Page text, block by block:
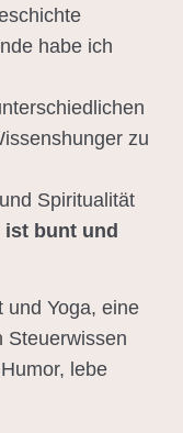
habe ich
zu
Spiritualität
ist bunt und
und Yoga, eine
Steuerwissen
lebe